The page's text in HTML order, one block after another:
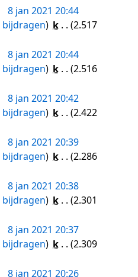
8 jan 2021 20:44
bijdragen k
2.517
8 jan 2021 20:44
bijdragen k
2.516
8 jan 2021 20:42
bijdragen k
2.422
8 jan 2021 20:39
bijdragen k
2.286
8 jan 2021 20:38
bijdragen k
2.301
8 jan 2021 20:37
bijdragen k
2.309
8 jan 2021 20:26